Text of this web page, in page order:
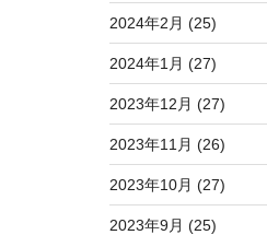
2024年2月 (25)
2024年1月 (27)
2023年12月 (27)
2023年11月 (26)
2023年10月 (27)
2023年9月 (25)